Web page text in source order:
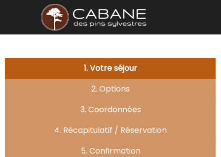
1. Votre séjour
2. Options
3. Coordonnées
4. Récapitulatif / Réservation
5. Confirmation